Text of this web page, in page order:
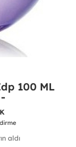
100 ML
aldı